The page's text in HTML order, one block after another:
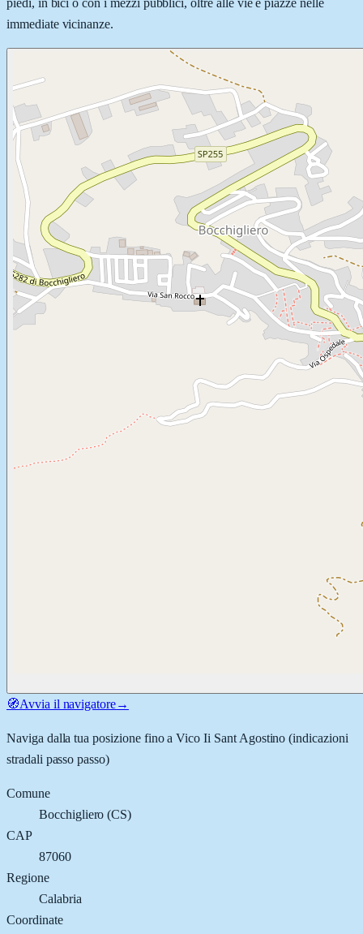
immediate vicinanze.
🧭Avvia il navigatore→
Naviga dalla tua posizione fino aVico Ii Sant Agostino (indicazioni
stradali passo passo)
Comune
Bocchigliero (CS)
CAP
87060
Regione
Calabria
Coordinate